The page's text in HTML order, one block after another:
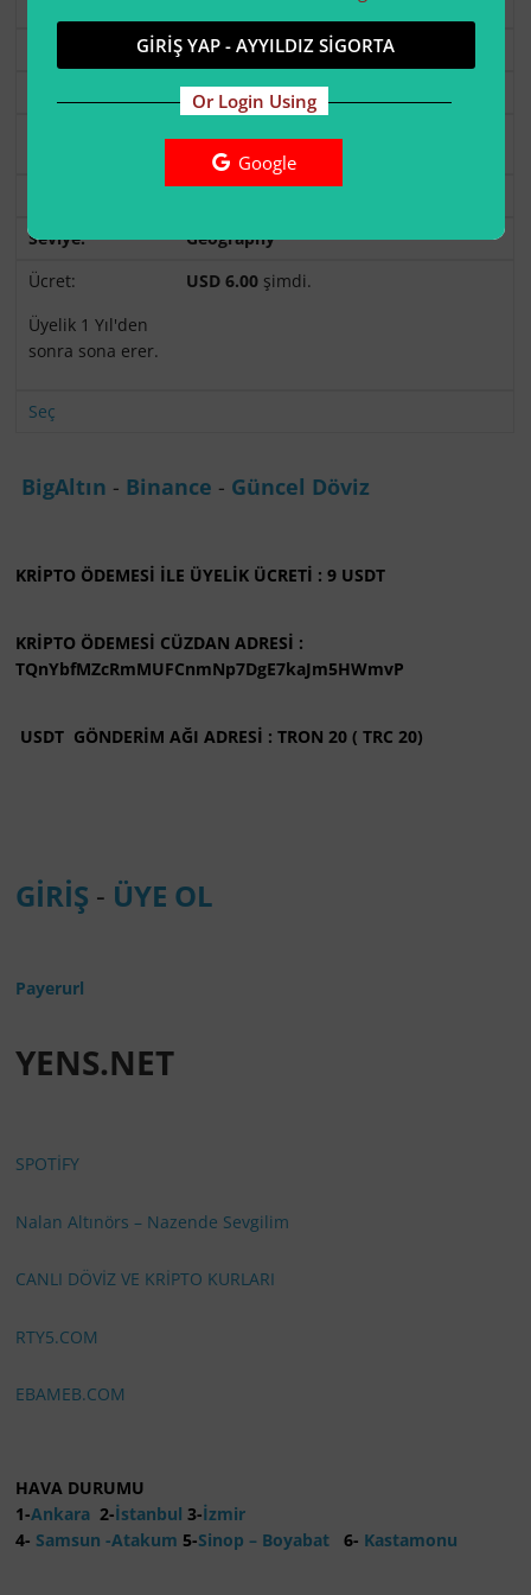
Free
Ücretsiz.
Geography
USD 6.00 şimdi.
Üyelik 1 Yıl'den
sonra sona erer.
Seç
BigAltın - Binance - Güncel Döviz
KRİPTO ÖDEMESİ İLE ÜYELİK ÜCRETİ : 9 USDT
KRİPTO ÖDEMESİ CÜZDAN ADRESİ :
TQnYbfMZcRmMUFCnmNp7DgE7kaJm5HWmvP
USDT GÖNDERİM AĞI ADRESİ : TRON 20 ( TRC 20)
GİRİŞ - ÜYE OL
Payerurl
YENS.NET
SPOTİFY
Nalan Altınörs – Nazende Sevgilim
CANLI DÖVİZ VE KRİPTO KURLARI
RTY5.COM
EBAMEB.COM
HAVA DURUMU
1-Ankara 2-İstanbul 3-İzmir
4- Samsun -Atakum 5-Sinop – Boyabat 6- Kastamonu
GİRİŞ YAP - AYYILDIZ SİGORTA
Or Login Using
Google